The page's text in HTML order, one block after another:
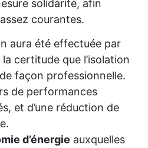
solidarité, afin
courantes.
aura été effectuée par
certitude que l’isolation
façon professionnelle.
de performances
et d’une réduction de
d’énergie auxquelles